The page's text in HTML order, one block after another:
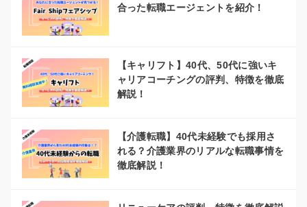
合った転職エージェントを紹介！
【キャリフト】40代、50代に強いキ
ャリアコーチングの評判、特徴を徹底
解説！
【介護転職】40代未経験でも採用さ
れる？介護業界のリアルな転職事情を
徹底解説！